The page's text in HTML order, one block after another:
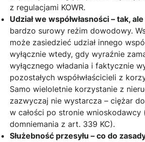
z regulacjami KOWR.
Udział we współwłasności – tak, ale
bardzo surowy reżim dowodowy.
może zasiedzieć udział innego
wyłącznie wtedy, gdy wyraźnie
wyłącznego władania i faktycznie
pozostałych współwłaścicieli z
Samo wieloletnie korzystanie z
zazwyczaj nie wystarcza – ciężar
w całości po stronie wnioskodawcy
domniemania z art. 339 KC).
Służebność przesyłu – co do